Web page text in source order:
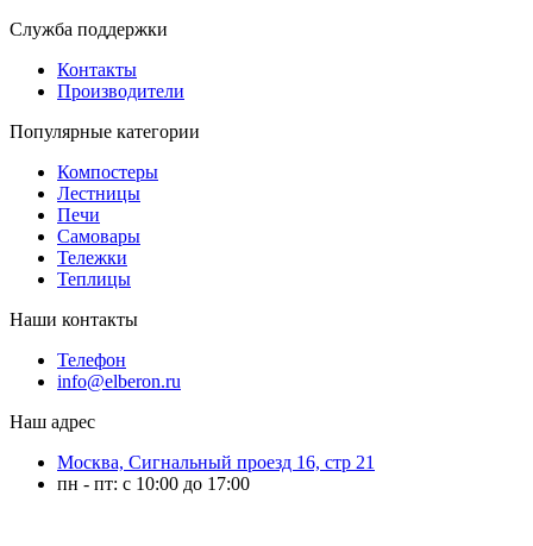
Служба поддержки
Контакты
Производители
Популярные категории
Компостеры
Лестницы
Печи
Самовары
Тележки
Теплицы
Наши контакты
Телефон
info@elberon.ru
Наш адрес
Москва, Сигнальный проезд 16, стр 21
пн - пт: с 10:00 до 17:00